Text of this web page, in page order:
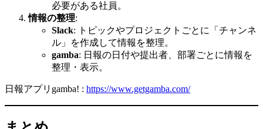
必要がある社員。
情報の整理:
Slack: トピックやプロジェクトごとに「チャンネ
ル」を作成して情報を整理。
gamba: 日報の日付や提出者、部署ごとに情報を
整理・表示。
日報アプリgamba! : https://www.getgamba.com/